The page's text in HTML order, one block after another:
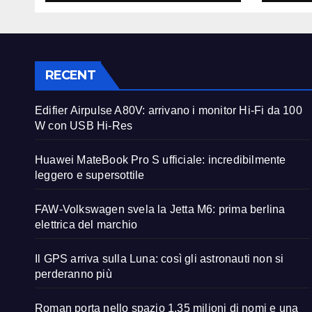
RECENT
Edifier Airpulse A80V: arrivano i monitor Hi-Fi da 100
W con USB Hi-Res
Huawei MateBook Pro S ufficiale: incredibilmente
leggero e supersottile
FAW-Volkswagen svela la Jetta M6: prima berlina
elettrica del marchio
Il GPS arriva sulla Luna: così gli astronauti non si
perderanno più
Roman porta nello spazio 1,35 milioni di nomi e una